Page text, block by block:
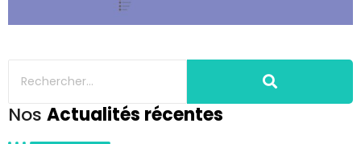
Nos Actualités récentes